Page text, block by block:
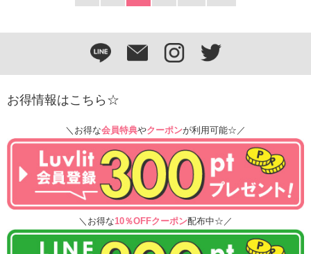
お得情報はこちら☆
＼お得な会員特典やクーポンが利用可能☆／
＼お得な10％OFFクーポン配布中☆／